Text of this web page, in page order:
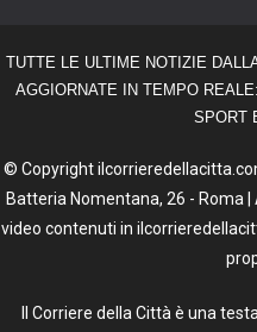
TUTTE LE ULTIME NOTIZIE
AGGIORNATE IN TEMPO
SPORT
© Copyright
Batteria Nomentana, 26 - Roma
video contenuti in
Il Corriere della Città è una